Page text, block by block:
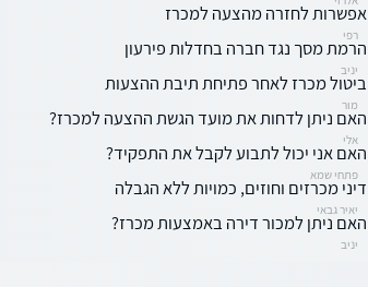
אפשרות לחזרה מהצעה למכרז
רפי
הרמת מסך נגד חברה בחדלות פירעון
יניב
ביטול מכרז לאחר פתיחת תיבת ההצעות
מור
האם ניתן לדחות את מועד הגשת ההצעה למכרז?
אלי
האם אני יכול לתבוע לקבל את התפקיד?
פתחי שמא
דיני מכרזים וחוזים, כמויות ללא הגבלה
יאיר גבאי
האם ניתן למכור דירה באמצעות מכרז?
יניב